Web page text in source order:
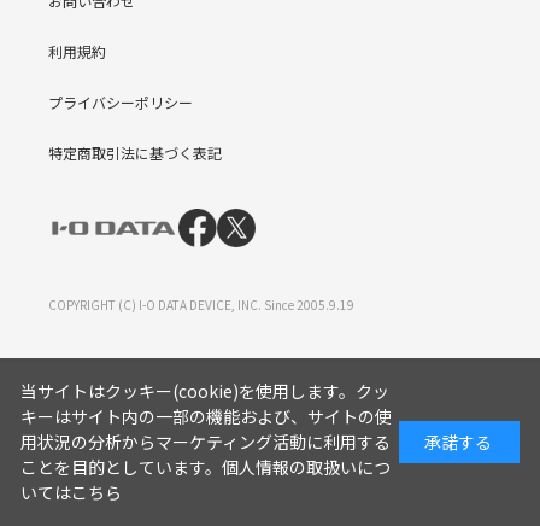
利用規約
プライバシーポリシー
特定商取引法に基づく表記
COPYRIGHT (C) I-O DATA DEVICE, INC. Since 2005.9.19
当サイトはクッキー(cookie)を使用します。クッ
キーはサイト内の一部の機能および、サイトの使
用状況の分析からマーケティング活動に利用する
ことを目的としています。 個人情報の取扱いにつ
いてはこちら
承諾する